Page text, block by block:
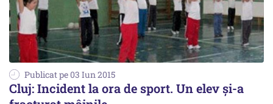
Publicat pe 03 Iun 2015
Cluj: Incident la ora de sport. Un elev și-a